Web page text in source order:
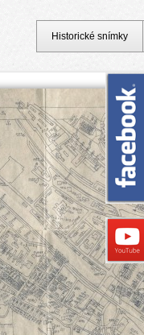
Historické snímky